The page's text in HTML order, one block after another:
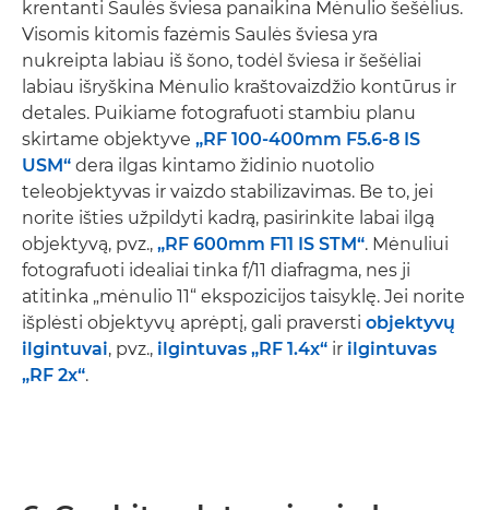
krentanti Saulės šviesa panaikina Mėnulio šešėlius.
Visomis kitomis fazėmis Saulės šviesa yra
nukreipta labiau iš šono, todėl šviesa ir šešėliai
labiau išryškina Mėnulio kraštovaizdžio kontūrus ir
detales. Puikiame fotografuoti stambiu planu
skirtame objektyve „RF 100-400mm F5.6-8 IS
USM“ dera ilgas kintamo židinio nuotolio
teleobjektyvas ir vaizdo stabilizavimas. Be to, jei
norite išties užpildyti kadrą, pasirinkite labai ilgą
objektyvą, pvz., „RF 600mm F11 IS STM“. Mėnuliui
fotografuoti idealiai tinka f/11 diafragma, nes ji
atitinka „mėnulio 11“ ekspozicijos taisyklę. Jei norite
išplėsti objektyvų aprėptį, gali praversti objektyvų
ilgintuvai, pvz., ilgintuvas „RF 1.4x“ ir ilgintuvas
„RF 2x“.